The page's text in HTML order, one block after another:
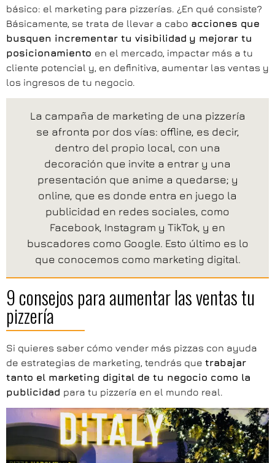
básico: el marketing para pizzerías. ¿En qué consiste?
Básicamente, se trata de llevar a cabo acciones que
busquen incrementar tu visibilidad y mejorar tu
posicionamiento en el mercado, impactar más a tu
cliente potencial y, en definitiva, aumentar las ventas y
los ingresos de tu negocio.
La campaña de marketing de una pizzería
se afronta por dos vías: offline, es decir,
dentro del propio local, con una
decoración que invite a entrar y una
presentación que anime a quedarse; y
online, que es donde entra en juego la
publicidad en redes sociales, como
Facebook, Instagram y TikTok, y en
buscadores como Google. Esto último es lo
que conocemos como marketing digital.
9 consejos para aumentar las ventas tu
pizzería
Si quieres saber cómo vender más pizzas con ayuda
de estrategias de marketing, tendrás que trabajar
tanto el marketing digital de tu negocio como la
publicidad para tu pizzería en el mundo real.